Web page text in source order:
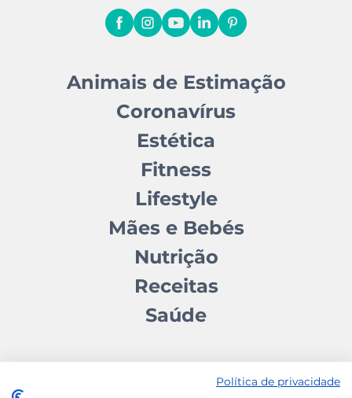
Animais de Estimação
Coronavírus
Estética
Fitness
Lifestyle
Mães e Bebés
Nutrição
Receitas
Saúde
Política de privacidade